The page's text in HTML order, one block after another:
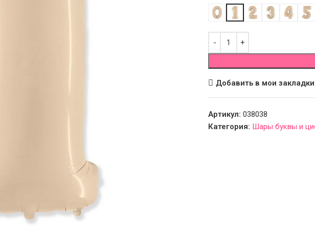
Добавить в мои закладки
Артикул: 038038
Категория: Шары буквы и